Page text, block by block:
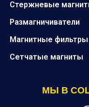
Стержневые
Размагничиватели
Магнитные фильтры
Сетчатые магниты
МЫ В